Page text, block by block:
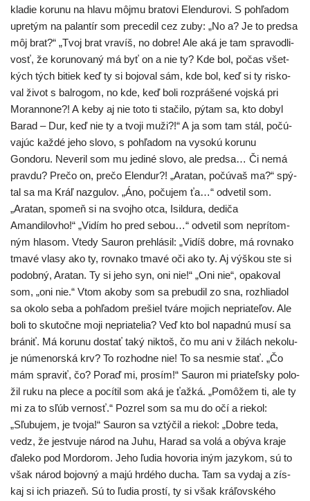
kla­die koru­nu na hla­vu môj­mu bra­to­vi Elendurovi. S pohľa­dom
upre­tým na palan­tír som pre­ce­dil cez zuby: „No a? Je to pred­sa
môj brat?“ „Tvoj brat vra­víš, no dob­re! Ale aká je tam spra­vod­li­
vosť, že koru­no­va­ný má byť on a nie ty? Kde bol, počas všet­
kých tých bitiek keď ty si bojo­val sám, kde bol, keď si ty ris­ko­
val život s bal­ro­gom, no kde, keď boli rozp­rá­še­né voj­ská pri
Morannone?! A keby aj nie toto ti sta­či­lo, pýtam sa, kto dobyl
Barad – Dur, keď nie ty a tvo­ji muži?!“ A ja som tam stál, počú­
va­júc kaž­dé jeho slo­vo, s pohľa­dom na vyso­kú koru­nu
Gondoru. Neveril som mu jedi­né slo­vo, ale pred­sa… Či nemá
prav­du? Prečo on, pre­čo Elendur?! „Aratan, počú­vaš ma?“ spý­
tal sa ma Kráľ naz­gu­lov. „Áno, poču­jem ťa…“ odve­til som.
„Aratan, spo­meň si na svoj­ho otca, Isildura, dedi­ča
Amandilovho!“ „Vidím ho pred sebou…“ odve­til som neprí­tom­
ným hla­som. Vtedy Sauron pre­hlá­sil: „Vidíš dob­re, má rov­na­ko
tma­vé vla­sy ako ty, rov­na­ko tma­vé oči ako ty. Aj výš­kou ste si
podob­ný, Aratan. Ty si jeho syn, oni nie!“ „Oni nie“, opa­ko­val
som, „oni nie.“ Vtom ako­by som sa pre­bu­dil zo sna, roz­hlia­dol
sa oko­lo seba a pohľa­dom pre­šiel tvá­re mojich nepria­te­ľov. Ale
boli to sku­toč­ne moji nepria­te­lia? Veď kto bol napad­nú musí sa
brá­niť. Má koru­nu dostať taký nik­toš, čo mu ani v žilách neko­lu­
je núme­nor­ská krv? To roz­hod­ne nie! To sa nesmie stať. „Čo
mám spra­viť, čo? Poraď mi, pro­sím!“ Sauron mi pria­teľ­sky polo­
žil ruku na ple­ce a pocí­til som aká je ťaž­ká. „Pomôžem ti, ale ty
mi za to sľúb ver­nosť.“ Pozrel som sa mu do očí a rie­kol:
„Sľubujem, je tvo­ja!“ Sauron sa vztý­čil a rie­kol: „Dobre teda,
vedz, že jes­tvu­je národ na Juhu, Harad sa volá a obý­va kra­je
ďale­ko pod Mordorom. Jeho ľudia hovo­ria iným jazy­kom, sú to
však národ bojov­ný a majú hrdé­ho ducha. Tam sa vydaj a zís­
kaj si ich pria­zeň. Sú to ľudia pros­tí, ty si však krá­ľov­ské­ho